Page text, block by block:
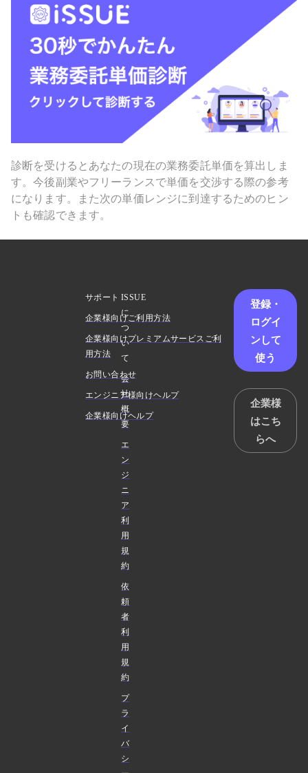
診断を受けるとあなたの現在の業務委託単価を算出しま
す。今後副業やフリーランスで単価を交渉する際の参考
になります。また次の単価レンジに到達するためのヒン
トも確認できます。
ISSUE
に
つ
い
て
会
社
概
要
エ
ン
ジ
ニ
ア
利
用
規
約
依
頼
者
利
用
規
約
プ
ラ
イ
バ
シ
サポート
企業様向けご利用方法
企業様向けプレミアムサービスご利
用方法
お問い合わせ
エンジニア様向けヘルプ
企業様向けヘルプ
登録・
ログイ
ンして
使う
企業様
はこち
らへ